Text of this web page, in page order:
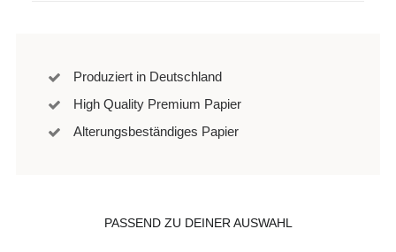
Produziert in Deutschland
High Quality Premium Papier
Alterungsbeständiges Papier
PASSEND ZU DEINER AUSWAHL